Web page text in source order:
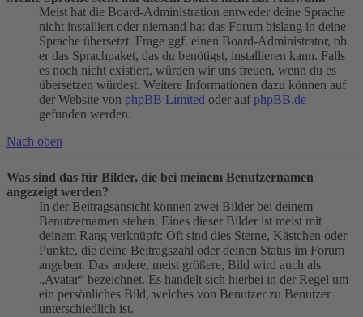
Meist hat die Board-Administration entweder deine Sprache
nicht installiert oder niemand hat das Forum bislang in deine
Sprache übersetzt. Frage ggf. einen Board-Administrator, ob
er das Sprachpaket, das du benötigst, installieren kann. Falls
es noch nicht existiert, würden wir uns freuen, wenn du es
übersetzen würdest. Weitere Informationen dazu können auf
der Website von phpBB Limited oder auf phpBB.de
gefunden werden.
Nach oben
Was sind das für Bilder, die bei meinem Benutzernamen
angezeigt werden?
In der Beitragsansicht können zwei Bilder bei deinem
Benutzernamen stehen. Eines dieser Bilder ist meist mit
deinem Rang verknüpft: Oft sind dies Sterne, Kästchen oder
Punkte, die deine Beitragszahl oder deinen Status im Forum
angeben. Das andere, meist größere, Bild wird auch als
„Avatar“ bezeichnet. Es handelt sich hierbei in der Regel um
ein persönliches Bild, welches von Benutzer zu Benutzer
unterschiedlich ist.